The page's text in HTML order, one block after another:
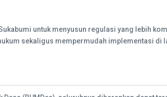
untuk menyusun regulasi yang lebih
sekaligus mempermudah implementasi di